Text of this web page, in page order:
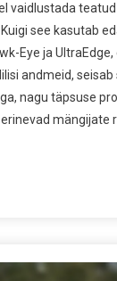
vaidlustada
see kasutab
Eye ja
andmeid,
nagu täpsuse
mängijate